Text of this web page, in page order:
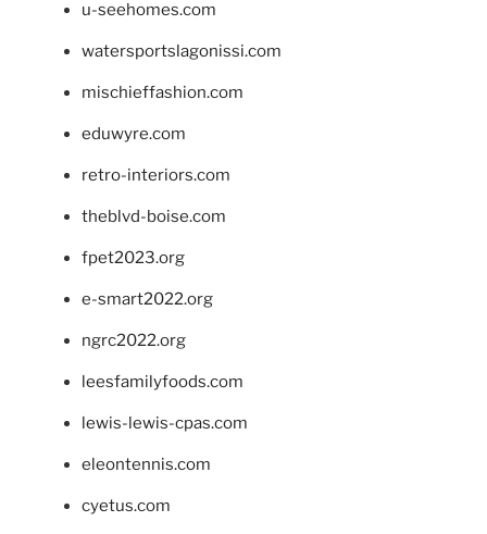
u-seehomes.com
watersportslagonissi.com
mischieffashion.com
eduwyre.com
retro-interiors.com
theblvd-boise.com
fpet2023.org
e-smart2022.org
ngrc2022.org
leesfamilyfoods.com
lewis-lewis-cpas.com
eleontennis.com
cyetus.com